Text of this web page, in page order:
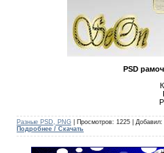
PSD
Разные PSD, PNG | Просмотров: 1225 | Добавил:
Подробнее / Скачать